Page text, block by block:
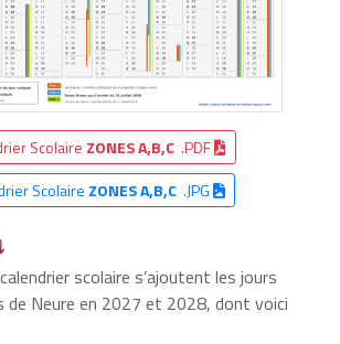
Scolaire ZONES A,B,C .PDF
Scolaire ZONES A,B,C.JPG
scolaire s’ajoutent les jours
de Neure en 2027 et 2028, dont voici